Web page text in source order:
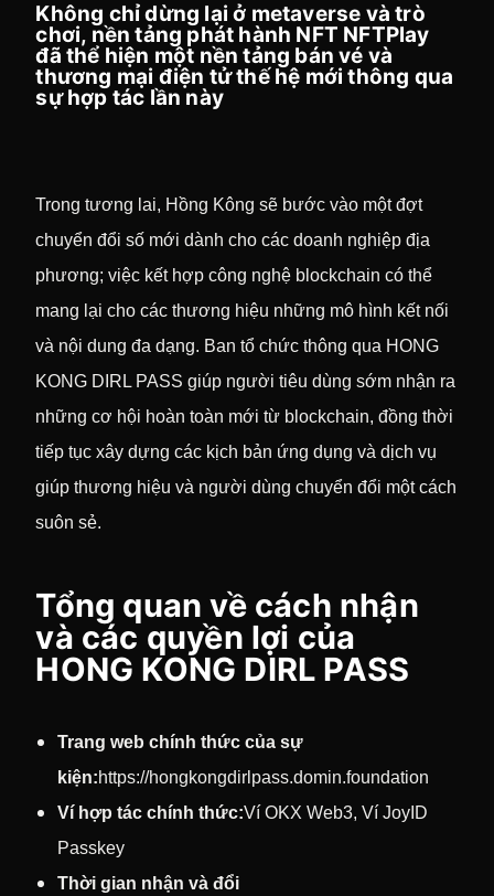
Không chỉ dừng lại ở metaverse và trò
chơi, nền tảng phát hành NFT NFTPlay
đã thể hiện một nền tảng bán vé và
thương mại điện tử thế hệ mới thông qua
sự hợp tác lần này
Trong tương lai, Hồng Kông sẽ bước vào một đợt
chuyển đổi số mới dành cho các doanh nghiệp địa
phương; việc kết hợp công nghệ blockchain có thể
mang lại cho các thương hiệu những mô hình kết nối
và nội dung đa dạng. Ban tổ chức thông qua HONG
KONG DIRL PASS giúp người tiêu dùng sớm nhận ra
những cơ hội hoàn toàn mới từ blockchain, đồng thời
tiếp tục xây dựng các kịch bản ứng dụng và dịch vụ
giúp thương hiệu và người dùng chuyển đổi một cách
suôn sẻ.
Tổng quan về cách nhận
và các quyền lợi của
HONG KONG DIRL PASS
Trang web chính thức của sự
kiện:https://hongkongdirlpass.domin.foundation
Ví hợp tác chính thức:Ví OKX Web3, Ví JoyID
Passkey
Thời gian nhận và đổi